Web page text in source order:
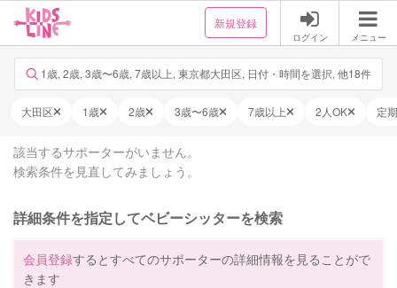
新規登録
ログイン メニュー
1歳, 2歳, 3歳〜6歳, 7歳以上, 東京都大田区, 日付・時間を選択, 他18件
大田区 1歳 2歳 3歳〜6歳 7歳以上 2人OK 定
該当するサポーターがいません。
検索条件を見直してみましょう。
詳細条件を指定してベビーシッターを検索
会員登録するとすべてのサポーターの詳細情報を見ることがで
きます